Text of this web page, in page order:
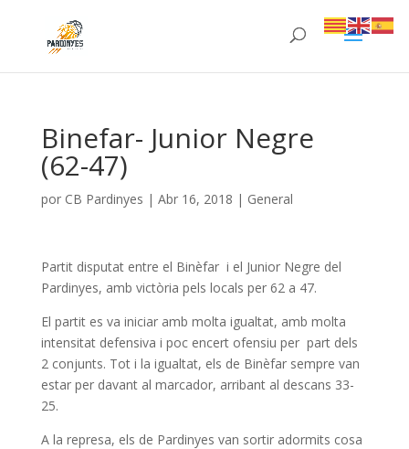
Binefar- Junior Negre
(62-47)
por CB Pardinyes | Abr 16, 2018 | General
Partit disputat entre el Binèfar i el Junior Negre del
Pardinyes, amb victòria pels locals per 62 a 47.
El partit es va iniciar amb molta igualtat, amb molta
intensitat defensiva i poc encert ofensiu per part dels
2 conjunts. Tot i la igualtat, els de Binèfar sempre van
estar per davant al marcador, arribant al descans 33-
25.
A la represa, els de Pardinyes van sortir adormits cosa